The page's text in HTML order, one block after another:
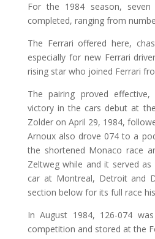
For the 1984 season,
completed, ranging from
The Ferrari offered here,
especially for new Ferrari
rising star who joined Ferrari
The pairing proved
victory in the cars debut at
Zolder on April 29, 1984,
Arnoux also drove 074 to a
the shortened Monaco race
Zeltweg while and it served
car at Montreal, Detroit and
section below for its full race
In August 1984, 126-074
competition and stored at the